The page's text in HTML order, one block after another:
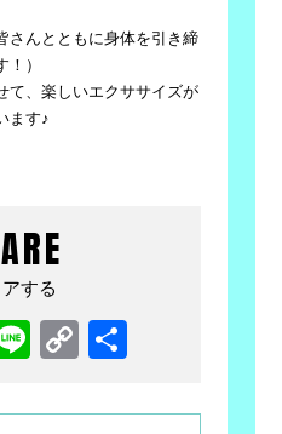
さんとともに身体を引き締
）
て、楽しいエクササイズが
ます♪
する
LineCopy